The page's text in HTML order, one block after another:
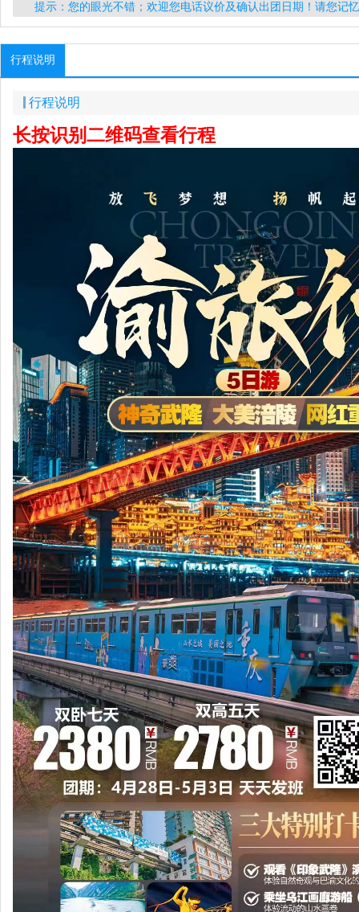
提示：您的眼光不错；欢迎您电话议价及确认出团日期！请您记
行程说明
行程说明
长按识别二维码查看行程